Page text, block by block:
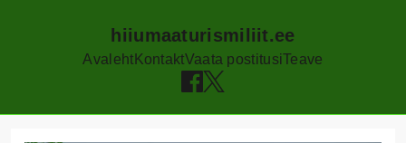
hiiumaaturismiliit.ee
Avaleht KontaktVaata postitusiTeave